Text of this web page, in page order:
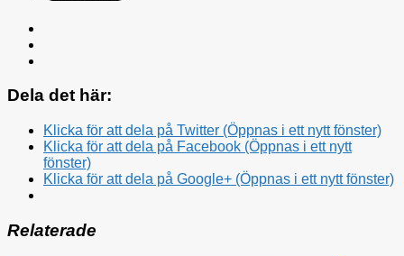
Dela det här:
Klicka för att dela på Twitter (Öppnas i ett nytt fönster)
Klicka för att dela på Facebook (Öppnas i ett nytt
fönster)
Klicka för att dela på Google+ (Öppnas i ett nytt fönster)
Relaterade